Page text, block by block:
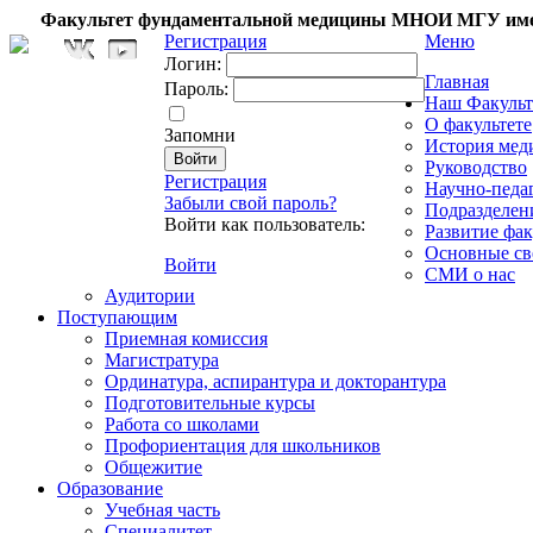
Факультет фундаментальной медицины МНОИ МГУ
Регистрация
Логин:
Пароль:
Запомни
Регистрация
Забыли свой пароль?
Войти как пользователь:
Войти
Меню
Главная
Наш
О факультете
История
Руководство
Научно-
Развитие
Основные
СМИ о нас
Аудитории
Поступающим
Приемная комиссия
Магистратура
Ординатура, аспирантура и докторантура
Подготовительные курсы
Работа со школами
Профориентация для школьников
Общежитие
Образование
Учебная часть